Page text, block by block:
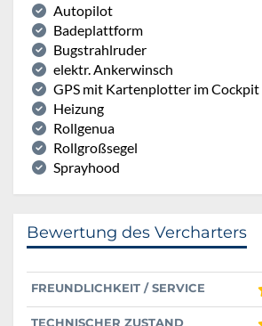
Autopilot
Badeplattform
Bugstrahlruder
elektr. Ankerwinsch
GPS mit Kartenplotter im Cockpit
Heizung
Rollgenua
Rollgroßsegel
Sprayhood
Bewertung des Vercharters
FREUNDLICHKEIT / SERVICE
TECHNISCHER ZUSTAND